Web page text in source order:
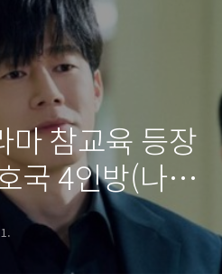
마 참교육 등장
국 4인방(나화
림, 봉근대)